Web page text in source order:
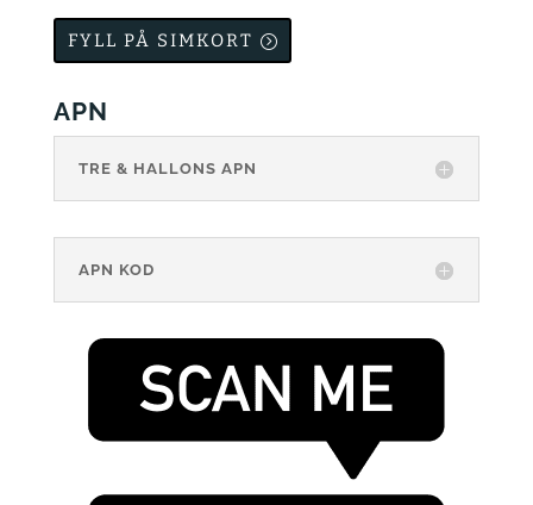
FYLL PÅ SIMKORT
APN
TRE & HALLONS APN
APN KOD